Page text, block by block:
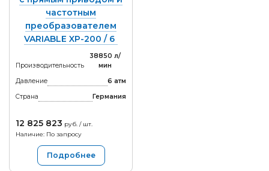
частотным
преобразователем
VARIABLE XP-200 / 6
Производительность
38850 л/
мин
Давление
6 атм
Страна
Германия
12 825 823 руб. / шт.
Наличие: По запросу
Подробнее